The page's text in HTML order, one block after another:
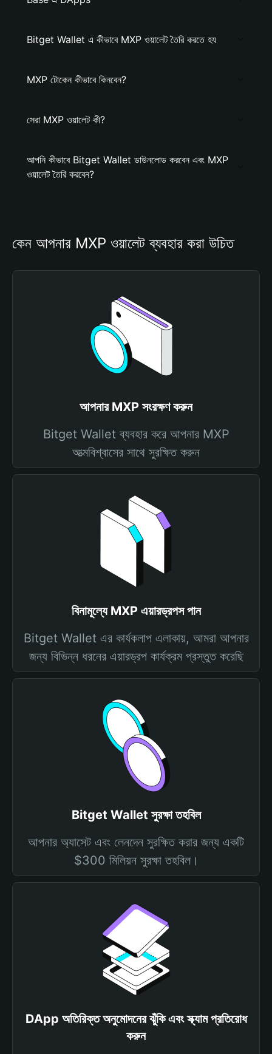
Bitget Wallet এ কীভাবে MXP ওয়ালেট তৈরি করতে হয
MXP টোকেন কীভাবে কিনবেন?
সেরা MXP ওয়ালেট কী?
আপনি কীভাবে Bitget Wallet ডাউনলোড করবেন এবং MXP
ওয়ালেট তৈরি করবেন?
কেন আপনার MXP ওয়ালেট ব্যবহার করা উচিত
আপনার MXP সংরক্ষণ করুন
Bitget Wallet ব্যবহার করে আপনার MXP
আত্মবিশ্বাসের সাথে সুরক্ষিত করুন
বিনামূল্যে MXP এয়ারড্রপস পান
Bitget Wallet এর কার্যকলাপ এলাকায়, আমরা আপনার
জন্য বিভিন্ন ধরনের এয়ারড্রপ কার্যক্রম প্রস্তুত করেছি
Bitget Wallet সুরক্ষা তহবিল
আপনার অ্যাসেট এবং লেনদেন সুরক্ষিত করার জন্য একটি
$300 মিলিয়ন সুরক্ষা তহবিল।
DApp অতিরিক্ত অনুমোদনের ঝুঁকি এবং স্ক্যাম প্রতিরোধ
করুন